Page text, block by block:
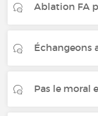
Ablation FA
Échangeons
Pas le moral